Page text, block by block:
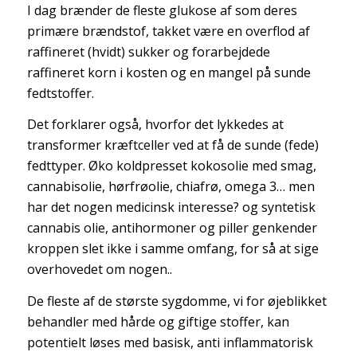
I dag brænder de fleste glukose af som deres
primære brændstof, takket være en overflod af
raffineret (hvidt) sukker og forarbejdede
raffineret korn i kosten og en mangel på sunde
fedtstoffer.
Det forklarer også, hvorfor det lykkedes at
transformer kræftceller ved at få de sunde (fede)
fedttyper. Øko koldpresset kokosolie med smag,
cannabisolie, hørfrøolie, chiafrø, omega 3… men
har det nogen medicinsk interesse? og syntetisk
cannabis olie, antihormoner og piller genkender
kroppen slet ikke i samme omfang, for så at sige
overhovedet om nogen..
De fleste af de største sygdomme, vi for øjeblikket
behandler med hårde og giftige stoffer, kan
potentielt løses med basisk, anti inflammatorisk